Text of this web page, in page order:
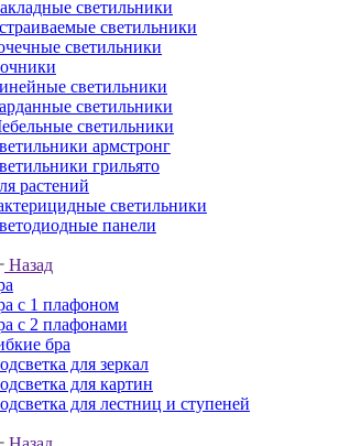
светильники
светильники
светильники
светильники
светильники
светильники
армстронг
грильято
растений
светильники
панели
Назад
с 1 плафоном
с 2 плафонами
бра
для зеркал
для картин
для лестниц и ступеней